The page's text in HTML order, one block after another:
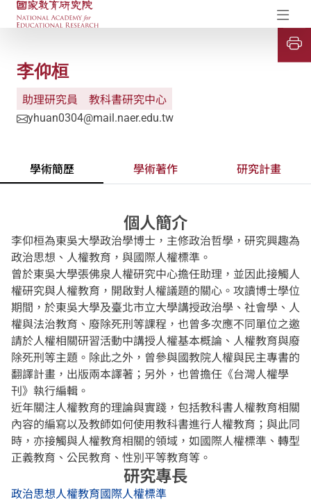
國家教育研究院-研究成果典藏庫
李仰桓
助理研究員 教科書研究中心
yhuan0304@mail.naer.edu.tw
學術簡歷 學術著作 研究計畫
個人簡介
李仰桓為東吳大學政治學博士，主修政治哲學，研究興趣為
政治思想、人權教育，與國際人權標準。
曾於東吳大學張佛泉人權研究中心擔任助理，並因此接觸人
權研究與人權教育，開啟對人權議題的關心。攻讀博士學位
期間，於東吳大學及臺北市立大學講授政治學、社會學、人
權與法治教育、廢除死刑等課程，也曾多次應不同單位之邀
請於人權相關研習活動中講授人權基本概論、人權教育與廢
除死刑等主題。除此之外，曾參與國教院人權與民主專書的
翻譯計畫，出版兩本譯著；另外，也曾擔任《台灣人權學
刊》執行編輯。
近年關注人權教育的理論與實踐，包括教科書人權教育相關
內容的編寫以及教師如何使用教科書進行人權教育；與此同
時，亦接觸與人權教育相關的領域，如國際人權標準、轉型
正義教育、公民教育、性別平等教育等。
研究專長
政治思想人權教育國際人權標準